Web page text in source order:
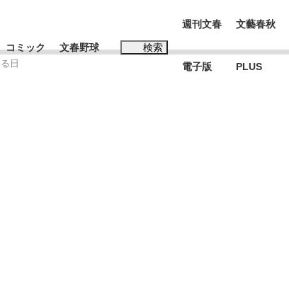
コミック 文春野球 検索
週刊文春
電子版
文藝春秋
PLUS
日